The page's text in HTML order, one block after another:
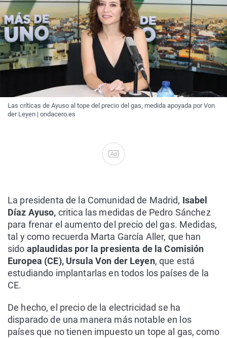
Las críticas de Ayuso al tope del precio del gas, medida apoyada por Von
der Leyen | ondacero.es
Ad
La presidenta de la Comunidad de Madrid, Isabel
Díaz Ayuso, critica las medidas de Pedro Sánchez
para frenar el aumento del precio del gas. Medidas,
tal y como recuerda Marta García Aller, que han
sido aplaudidas por la presienta de la Comisión
Europea (CE), Ursula Von der Leyen, que está
estudiando implantarlas en todos los países de la
CE.
De hecho, el precio de la electricidad se ha
disparado de una manera más notable en los
países que no tienen impuesto un tope al gas, como